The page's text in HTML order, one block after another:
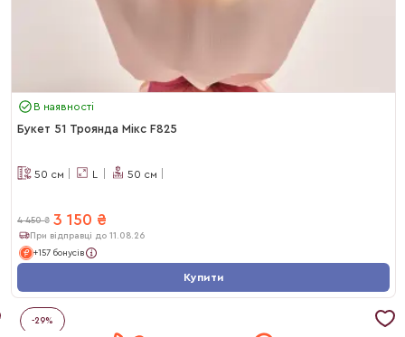
В наявності
Букет 51 Троянда Мікс F825
50 см L 50 см
4 450 ₴ 3 150 ₴
При відправці до 11.08.26
+157 бонусів
Купити
-29%